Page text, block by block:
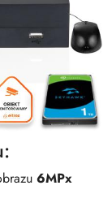
6MPx